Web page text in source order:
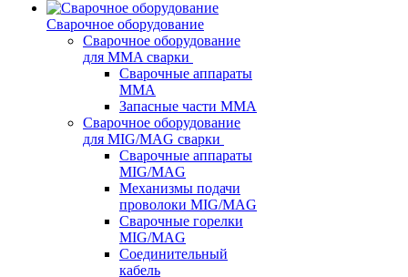
Сварочное оборудование
Сварочное оборудование
для MMA сварки
Сварочные аппараты
MMA
Запасные части MMA
Сварочное оборудование
для MIG/MAG сварки
Сварочные аппараты
MIG/MAG
Механизмы подачи
проволоки MIG/MAG
Сварочные горелки
MIG/MAG
Соединительный
кабель